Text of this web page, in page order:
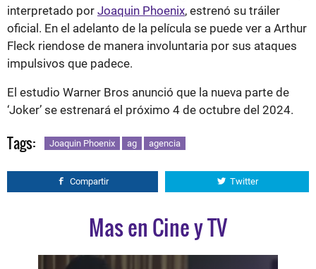
interpretado por Joaquin Phoenix, estrenó su tráiler
oficial. En el adelanto de la película se puede ver a Arthur
Fleck riendose de manera involuntaria por sus ataques
impulsivos que padece.
El estudio Warner Bros anunció que la nueva parte de
‘Joker’ se estrenará el próximo 4 de octubre del 2024.
Tags: Joaquin Phoenix ag agencia
Compartir Twitter
Mas en Cine y TV